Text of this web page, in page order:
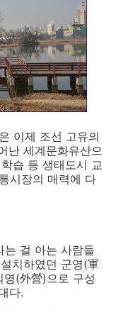
이제 조선 고유의
난 세계문화유산으
습 등 생태도시 교
시장의 매력에 다
는 걸 아는 사람들
치하였던 군영(軍
(外營)으로 구성
다.